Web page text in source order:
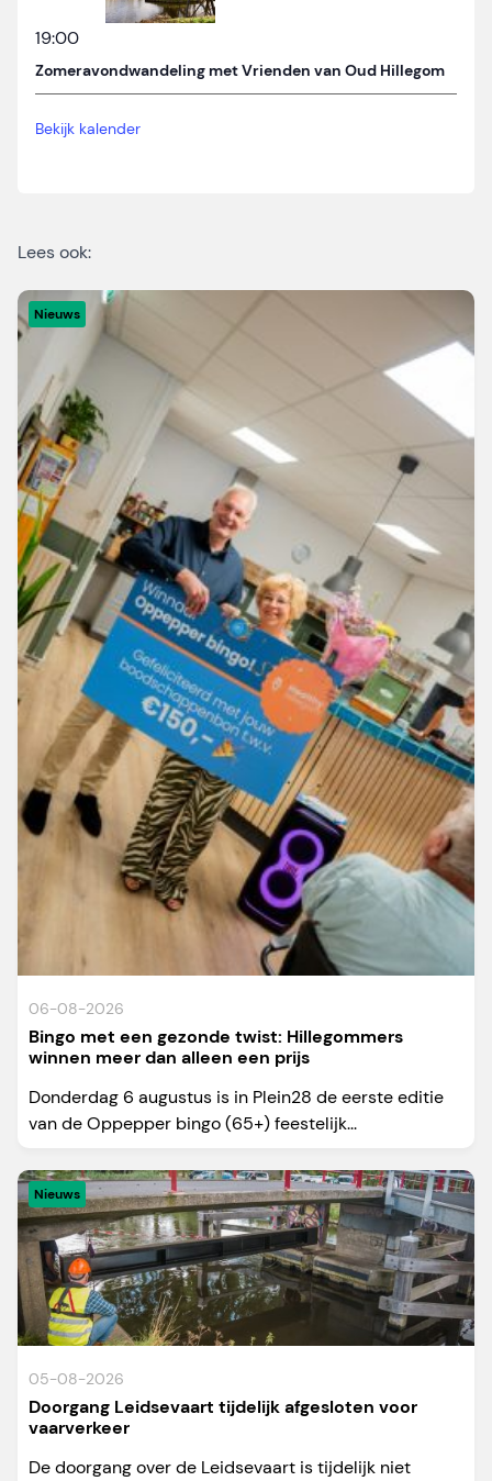
19:00
Zomeravondwandeling met Vrienden van Oud Hillegom
Bekijk kalender
Lees ook:
Nieuws
06-08-2026
Bingo met een gezonde twist: Hillegommers
winnen meer dan alleen een prijs
Donderdag 6 augustus is in Plein28 de eerste editie
van de Oppepper bingo (65+) feestelijk...
Nieuws
05-08-2026
Doorgang Leidsevaart tijdelijk afgesloten voor
vaarverkeer
De doorgang over de Leidsevaart is tijdelijk niet